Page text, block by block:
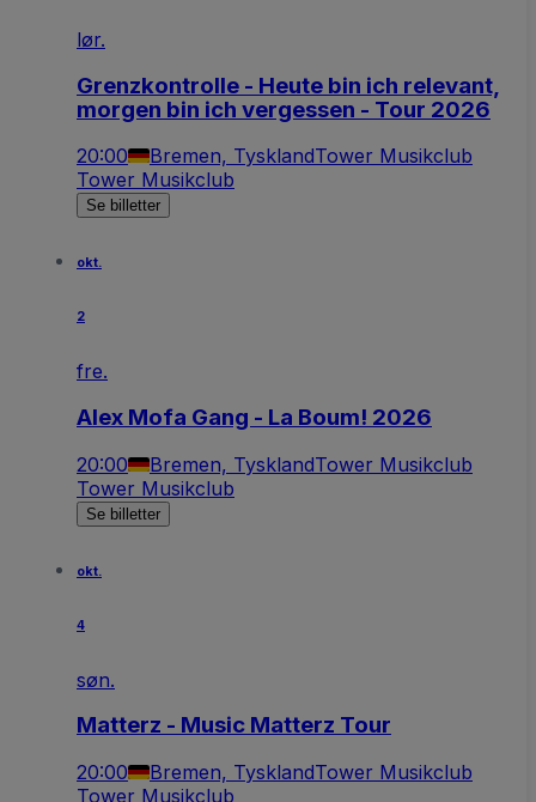
lør.
Grenzkontrolle - Heute bin ich relevant,
morgen bin ich vergessen - Tour 2026
20:00 Bremen, TysklandTower Musikclub
Tower Musikclub
Se billetter
okt.
2
fre.
Alex Mofa Gang - La Boum! 2026
20:00 Bremen, TysklandTower Musikclub
Tower Musikclub
Se billetter
okt.
4
søn.
Matterz - Music Matterz Tour
20:00 Bremen, TysklandTower Musikclub
Tower Musikclub